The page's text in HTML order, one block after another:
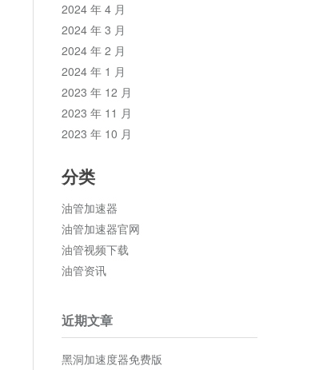
2024 年 4 月
2024 年 3 月
2024 年 2 月
2024 年 1 月
2023 年 12 月
2023 年 11 月
2023 年 10 月
分类
油管加速器
油管加速器官网
油管视频下载
油管资讯
近期文章
黑洞加速度器免费版